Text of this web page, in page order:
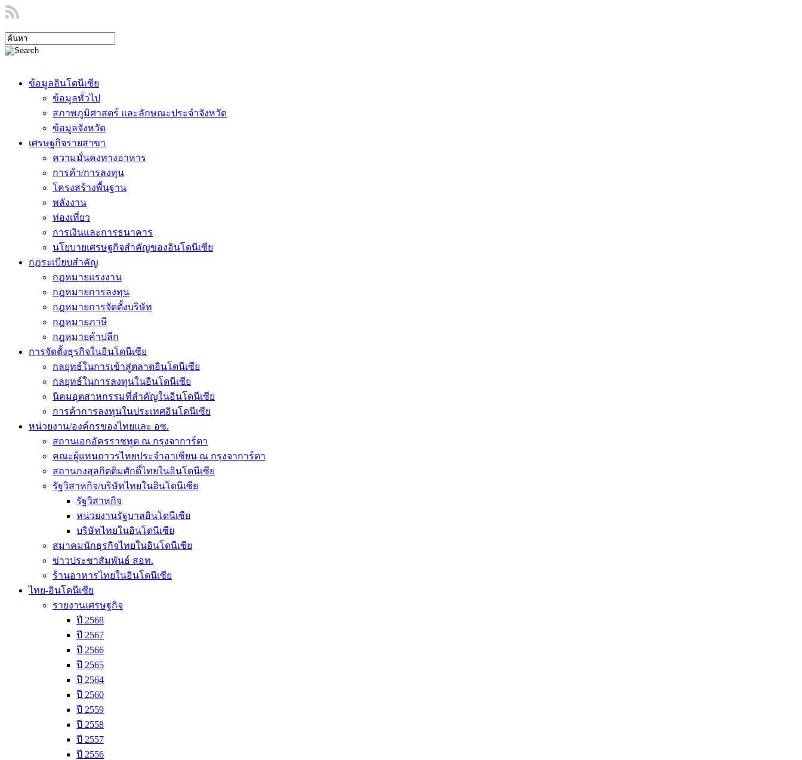
ข้อมูลอินโดนีเซีย
ข้อมูลทั่วไป
สภาพภูมิศาสตร์ และลักษณะประจำจังหวัด
ข้อมูลจังหวัด
เศรษฐกิจรายสาขา
ความมั่นคงทางอาหาร
การค้า/การลงทุน
โครงสร้างพื้นฐาน
พลังงาน
ท่องเที่ยว
การเงินและการธนาคาร
นโยบายเศรษฐกิจสำคัญของอินโดนีเซีย
กฎระเบียบสำคัญ
กฎหมายแรงงาน
กฎหมายการลงทุน
กฎหมายการจัดตั้งบริษัท
กฎหมายภาษี
กฎหมายค้าปลีก
การจัดตั้งธุรกิจในอินโดนีเซีย
กลยุทธ์ในการเข้าสู่ตลาดอินโดนีเซีย
กลยุทธ์ในการลงทุนในอินโดนีเซีย
นิคมอุตสาหกรรมที่สำคัญในอินโดนีเซีย
การค้าการลงทุนในประเทศอินโดนีเซีย
หน่วยงาน/องค์กรของไทยและ อซ.
สถานเอกอัครราชทูต ณ กรุงจาการ์ตา
คณะผู้แทนถาวรไทยประจำอาเซียน ณ กรุงจาการ์ตา
สถานกงสุลกิตติมศักดิ์ไทยในอินโดนีเซีย
รัฐวิสาหกิจ/บริษัทไทยในอินโดนีเซีย
รัฐวิสาหกิจ
หน่วยงานรัฐบาลอินโดนีเซีย
บริษัทไทยในอินโดนีเซีย
สมาคมนักธุรกิจไทยในอินโดนีเซีย
ข่าวประชาสัมพันธ์ สอท.
ร้านอาหารไทยในอินโดนีเซีย
ไทย-อินโดนีเซีย
รายงานเศรษฐกิจ
ปี 2568
ปี 2567
ปี 2566
ปี 2565
ปี 2564
ปี 2560
ปี 2559
ปี 2558
ปี 2557
ปี 2556